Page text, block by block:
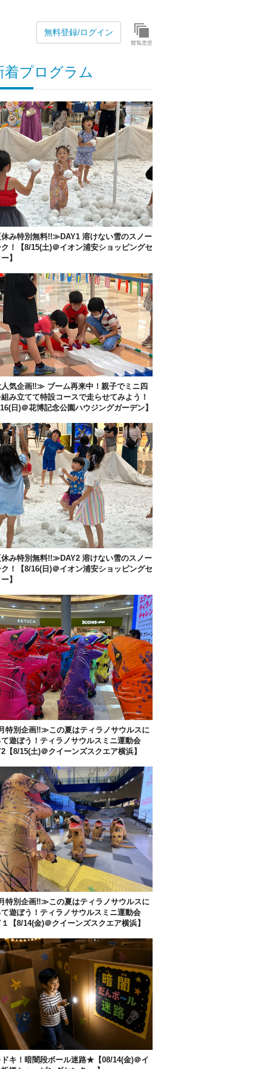
無料登録/ログイン
着プログラム
み特別無料!!≫DAY1 溶けない雪のスノー
！【8/15(土)＠イオン浦安ショッピングセ
】
気企画‼︎≫ ブーム再来中！親子でミニ四
み立てて特設コースで走らせてみよう！
16(日)＠花博記念公園ハウジングガーデン】
み特別無料!!≫DAY2 溶けない雪のスノー
！【8/16(日)＠イオン浦安ショッピングセ
】
特別企画‼︎≫この夏はティラノサウルスに
遊ぼう！ティラノサウルスミニ運動会
【8/15(土)＠クイーンズスクエア横浜】
特別企画‼︎≫この夏はティラノサウルスに
遊ぼう！ティラノサウルスミニ運動会
１【8/14(金)＠クイーンズスクエア横浜】
ドキ！暗闇段ボール迷路★【08/14(金)＠イ